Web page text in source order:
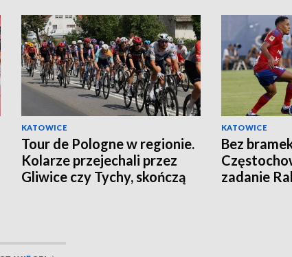
KATOWICE
Tour de Pologne w regionie.
Kolarze przejechali przez
Gliwice czy Tychy, skończą
KATOWICE
Bez
zadanie